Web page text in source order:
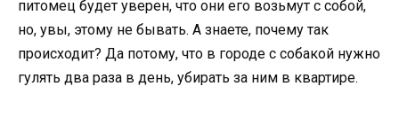
питомец будет уверен, что они его возьмут с собой,
но, увы, этому не бывать. А знаете, почему так
происходит? Да потому, что в городе с собакой нужно
гулять два раза в день, убирать за ним в квартире.